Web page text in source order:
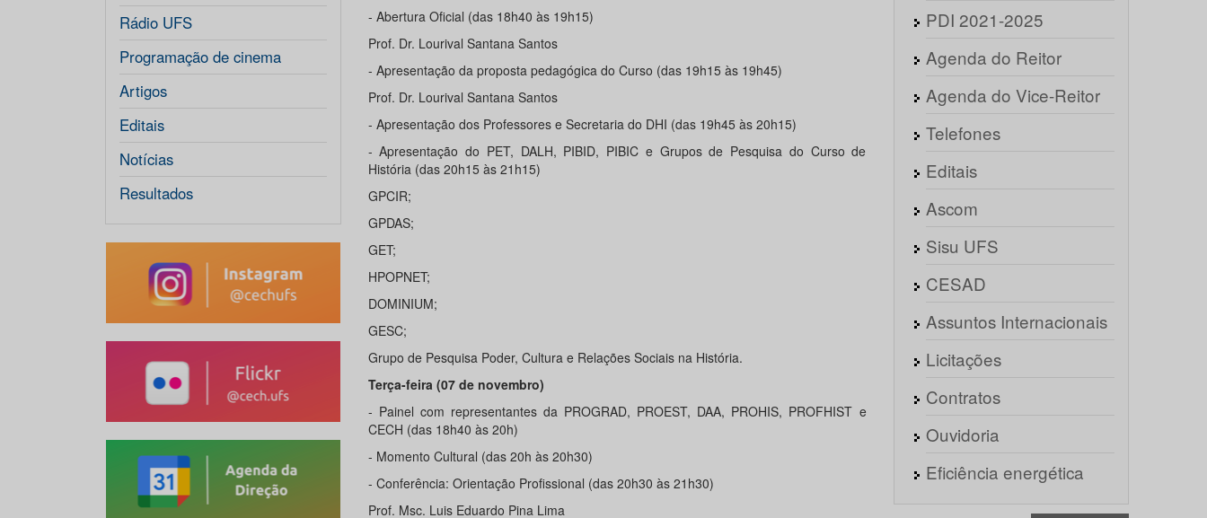
Rádio UFS
Programação de cinema
Artigos
Editais
Notícias
Resultados
- Abertura Oficial (das 18h40 às 19h15)
Prof. Dr. Lourival Santana Santos
- Apresentação da proposta pedagógica do Curso (das 19h15 às 19h45)
Prof. Dr. Lourival Santana Santos
- Apresentação dos Professores e Secretaria do DHI (das 19h45 às 20h15)
- Apresentação do PET, DALH, PIBID, PIBIC e Grupos de Pesquisa do Curso de
História (das 20h15 às 21h15)
GPCIR;
GPDAS;
GET;
HPOPNET;
DOMINIUM;
GESC;
Grupo de Pesquisa Poder, Cultura e Relações Sociais na História.
Terça-feira (07 de novembro)
- Painel com representantes da PROGRAD, PROEST, DAA, PROHIS, PROFHIST e
CECH (das 18h40 às 20h)​
- Momento Cultural (das 20h às 20h30)
- Conferência: Orientação Profissional (das 20h30 às 21h30)
Prof. Msc. Luis Eduardo Pina Lima​
PDI 2021-2025
Agenda do Reitor
Agenda do Vice-Reitor
Telefones
Editais
Ascom
Sisu UFS
CESAD
Assuntos Internacionais
Licitações
Contratos
Ouvidoria
Eficiência energética